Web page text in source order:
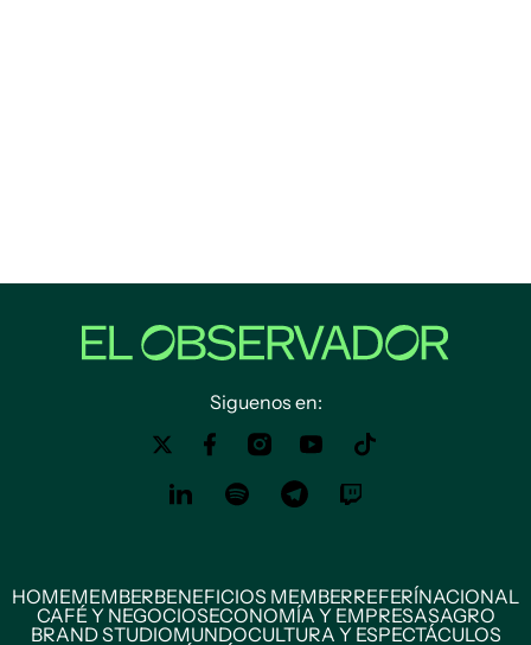
Siguenos en:
HOMEMEMBERBENEFICIOS MEMBERREFERÍNACIONAL
CAFÉ Y NEGOCIOSECONOMÍA Y EMPRESASAGRO
BRAND STUDIOMUNDOCULTURA Y ESPECTÁCULOS